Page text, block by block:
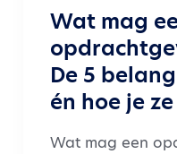
Wat mag
De 5
én hoe je
Wat mag een